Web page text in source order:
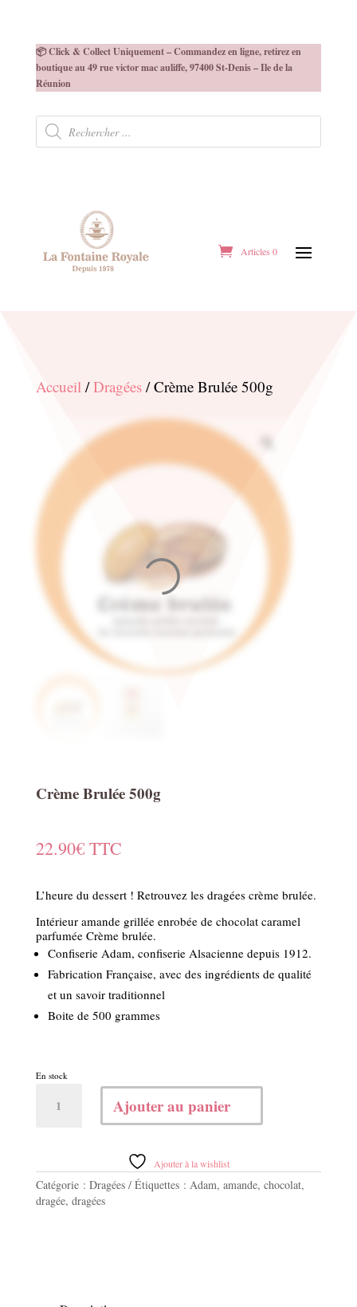
📦 Click & Collect Uniquement – Commandez en ligne, retirez en
boutique au 49 rue victor mac auliffe, 97400 St-Denis – Ile de la
Réunion
Recherche
produits
Articles 0
Accueil/Dragées/ Crème Brulée 500g
Crème Brulée 500g
22.90€ TTC
L’heure du dessert ! Retrouvez les dragées crème brulée.
Intérieur amande grillée enrobée de chocolat caramel
parfumée Crème brulée.
Confiserie Adam, confiserie Alsacienne depuis 1912.
Fabrication Française, avec des ingrédients de qualité
et un savoir traditionnel
Boite de 500 grammes
En stock
Ajouter au panier
Ajouter à la wishlist
Catégorie : Dragées Étiquettes : Adam, amande, chocolat,
dragée, dragées